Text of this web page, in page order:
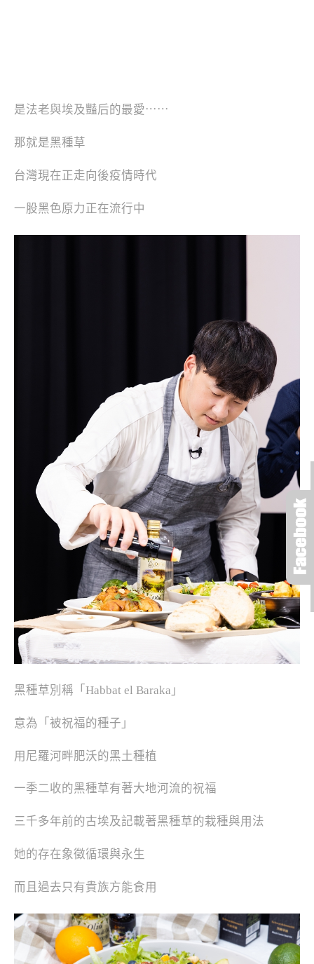
是法老與埃及豔后的最愛⋯⋯
那就是黑種草
台灣現在正走向後疫情時代
一股黑色原力正在流行中
黑種草別稱「Habbat el Baraka」
意為「被祝福的種子」
用尼羅河畔肥沃的黑土種植
一季二收的黑種草有著大地河流的祝福
三千多年前的古埃及記載著黑種草的栽種與用法
她的存在象徵循環與永生
而且過去只有貴族方能食用